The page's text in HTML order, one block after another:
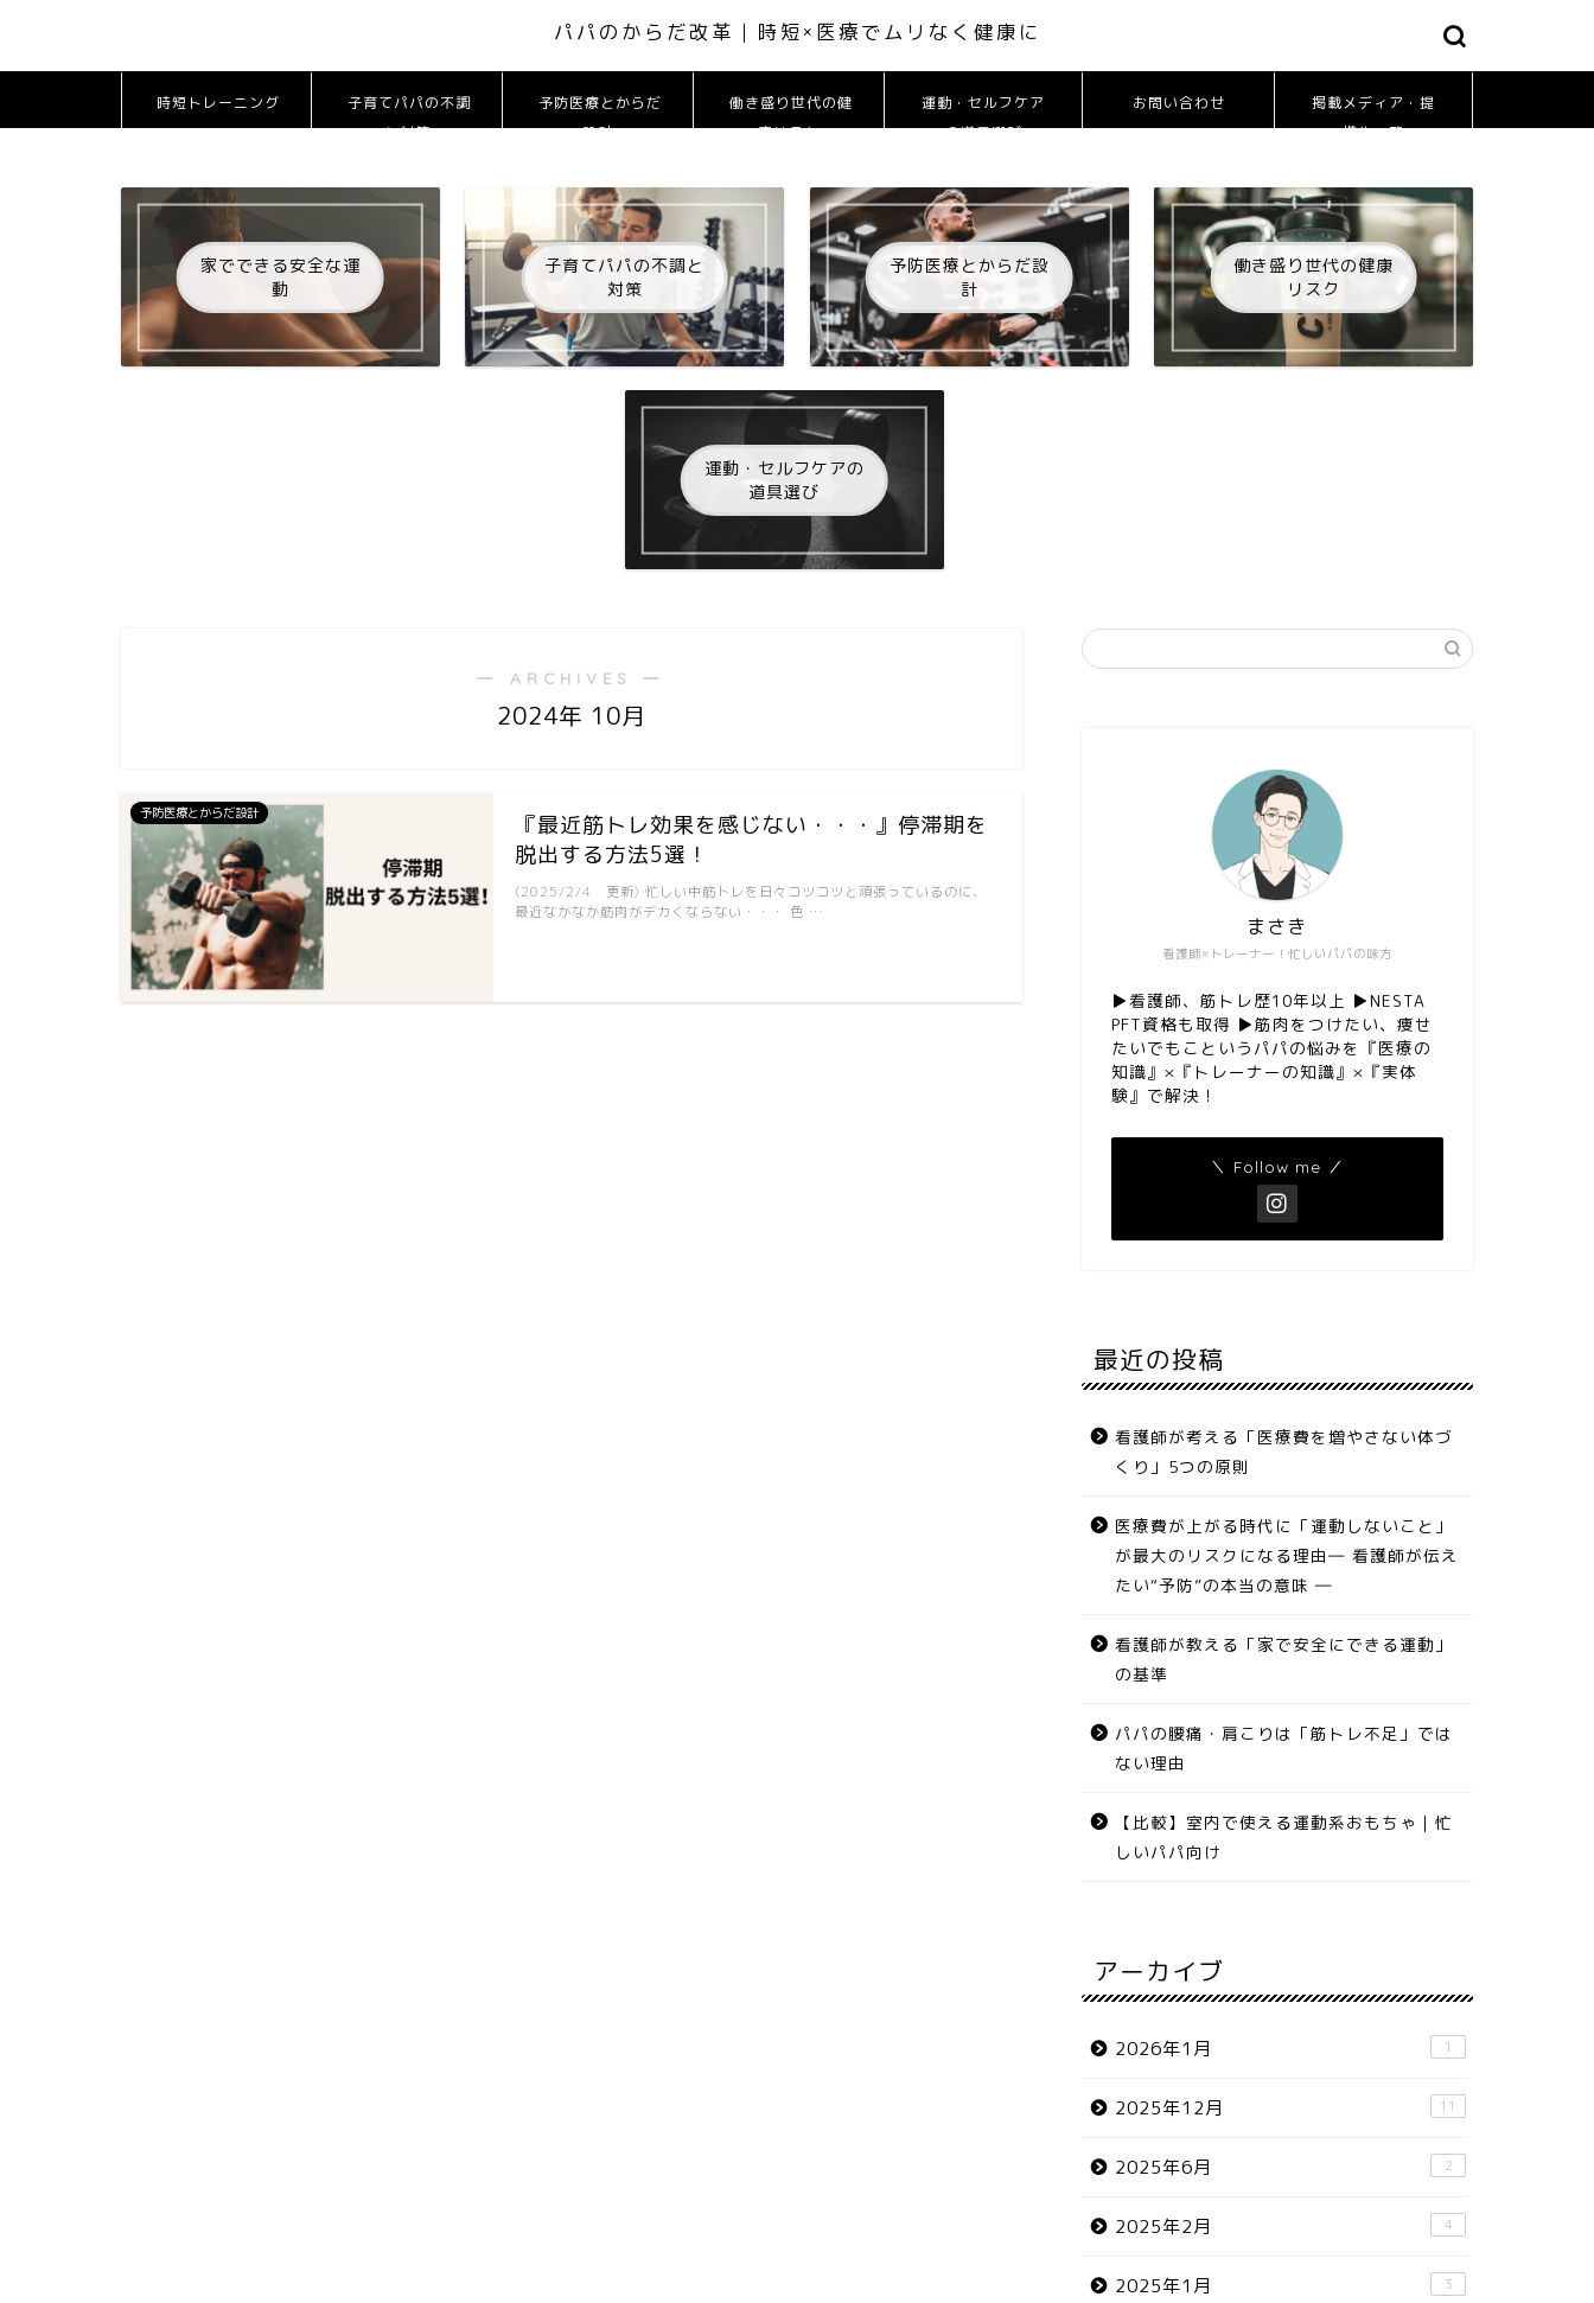
パパのからだ改革 | 時短×医療でムリなく健康に
時短トレーニング
子育てパパの不調
と対策
予防医療とからだ
設計
働き盛り世代の健
康リスク
運動・セルフケア
の道具選び
お問い合わせ
掲載メディア・提
携先一覧
家でできる安全な運
動
子育てパパの不調と
対策
予防医療とからだ設
計
働き盛り世代の健康
リスク
運動・セルフケアの
道具選び
― ARCHIVES ―
2024年 10月
予防医療とからだ設計
『最近筋トレ効果を感じない・・・』停滞期を
脱出する方法5選！
(2025/2/4 更新) 忙しい中筋トレを日々コツコツと頑張っているのに、
最近なかなか筋肉がデカくならない・・・ 色 …
看護師×トレーナー！忙しいパパの味方
まさき
▶︎看護師、筋トレ歴10年以上 ▶︎NESTA
PFT資格も取得 ▶︎筋肉をつけたい、痩せ
たいでもこというパパの悩みを『医療の
知識』×『トレーナーの知識』×『実体
験』で解決！
＼ Follow me ／
最近の投稿
看護師が考える「医療費を増やさない体づ
くり」5つの原則
医療費が上がる時代に「運動しないこと」
が最大のリスクになる理由― 看護師が伝え
たい“予防”の本当の意味 ―
看護師が教える「家で安全にできる運動」
の基準
パパの腰痛・肩こりは「筋トレ不足」では
ない理由
【比較】室内で使える運動系おもちゃ｜忙
しいパパ向け
アーカイブ
2026年1月 1
2025年12月 11
2025年6月 2
2025年2月 4
2025年1月 3